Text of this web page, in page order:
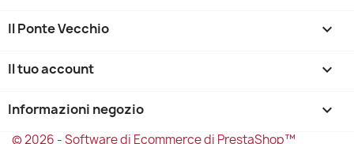
Il Ponte Vecchio 
Il tuo account 
Informazioni negozio keyboard_arrow_down
© 2026 - Software di Ecommerce di PrestaShop™